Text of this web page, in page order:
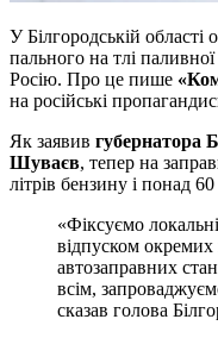
У Білгородській
пального на тлі
Росію. Про це пише
на російські
Як заявив губернатора
Шуваєв, тепер на
літрів бензину і понад
«Фіксуємо
відпуском
автозаправних
всім,
сказав голова